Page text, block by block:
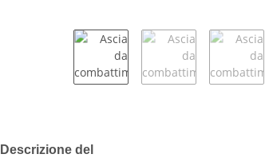
mostra altre schede
Descrizione del